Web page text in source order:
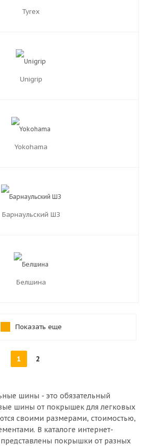
Tyrex
Unigrip
Yokohama
Барнаульский ШЗ
Белшина
Показать еще
1 2
шины - это обязательный
шины от покрышек для легковых
своими размерами, стоимостью,
В каталоге интернет-
покрышки от разных